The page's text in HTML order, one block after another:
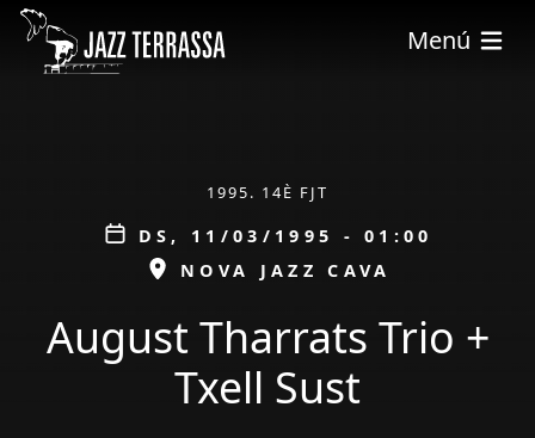
Vés al contingut
Menú
1995. 14È FJT
Data
DS, 11/03/1995 - 01:00
ESPAI
NOVA JAZZ CAVA
August Tharrats Trio +
Txell Sust